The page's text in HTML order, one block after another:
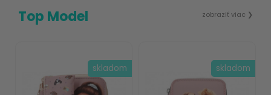
Top Model zobraziť viac ❯
skladom skladom